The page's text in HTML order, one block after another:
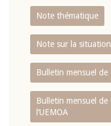
Note thématique
Note sur la
Bulletin mensuel
Bulletin mensuel
l‘UEMOA